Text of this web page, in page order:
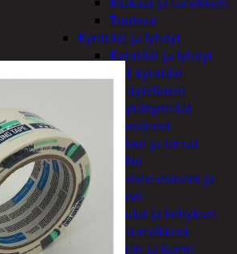
Tuoksut
Kynttilät ja lyhdyt
Kynttilät ja lyhdyt
Led-kynttilät
Lyhtytelineet
Pöytäkynttilät
Sisustusesineet
Kalvot ja tarrat
Kellot
Koriste-esineet ja
kasvit
Taulut ja kehykset
Toimistotarvikkeet
Kynät ja kumit